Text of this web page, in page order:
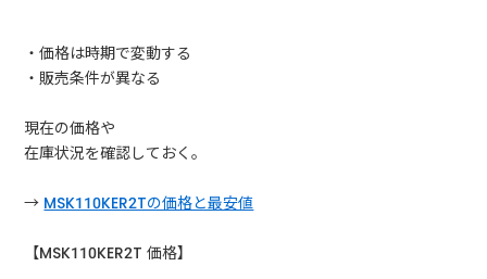
・価格は時期で変動する
・販売条件が異なる
現在の価格や
在庫状況を確認しておく。
→ MSK110KER2Tの価格と最安値
【MSK110KER2T 価格】